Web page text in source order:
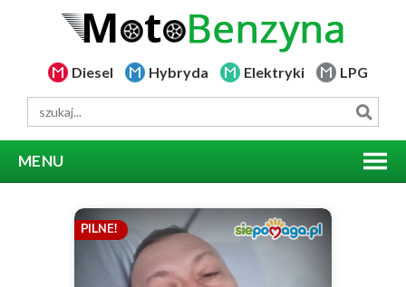
Diesel Hybryda Elektryki LPG
MENU